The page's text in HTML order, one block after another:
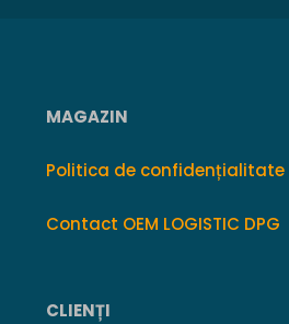
MAGAZIN
Politica de confidențialitate
Contact OEM LOGISTIC DPG
CLIENȚI